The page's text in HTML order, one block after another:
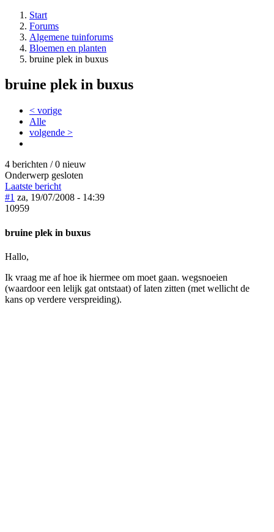
Start
Forums
Algemene tuinforums
Bloemen en planten
bruine plek in buxus
bruine plek in buxus
< vorige
Alle
volgende >
4 berichten / 0 nieuw
Onderwerp gesloten
Laatste bericht
#1 za, 19/07/2008 - 14:39
10959
bruine plek in buxus
Hallo,
Ik vraag me af hoe ik hiermee om moet gaan. wegsnoeien
(waardoor een lelijk gat ontstaat) of laten zitten (met wellicht de
kans op verdere verspreiding).